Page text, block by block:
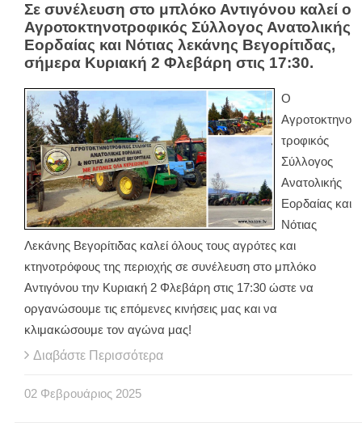
Σε συνέλευση στο μπλόκο Αντιγόνου καλεί ο
Αγροτοκτηνοτροφικός Σύλλογος Ανατολικής
Εορδαίας και Νότιας λεκάνης Βεγορίτιδας,
σήμερα Κυριακή 2 Φλεβάρη στις 17:30.
Ο
Αγροτοκτηνο
τροφικός
Σύλλογος
Ανατολικής
Εορδαίας και
Νότιας
Λεκάνης Βεγορίτιδας καλεί όλους τους αγρότες και
κτηνοτρόφους της περιοχής σε συνέλευση στο μπλόκο
Αντιγόνου την Κυριακή 2 Φλεβάρη στις 17:30 ώστε να
οργανώσουμε τις επόμενες κινήσεις μας και να
κλιμακώσουμε τον αγώνα μας!
Διαβάστε Περισσότερα
02 Φεβρουάριος 2025